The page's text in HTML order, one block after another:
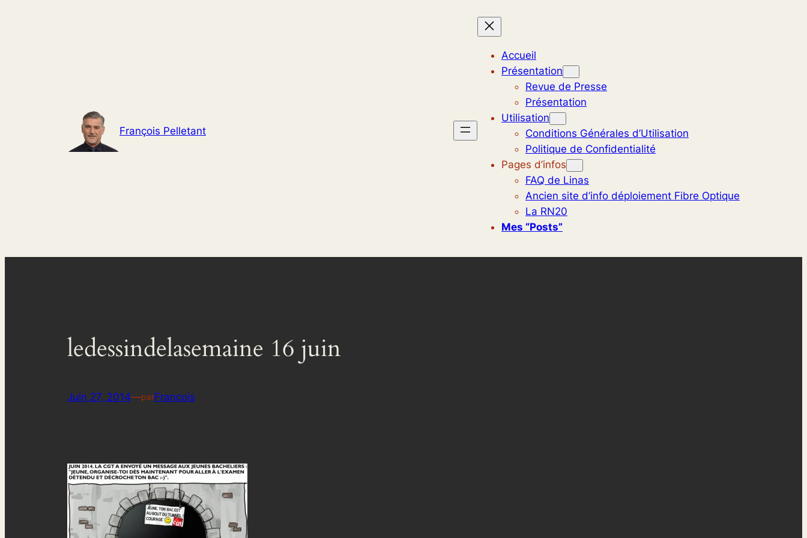
François Pelletant
Accueil
Présentation
Revue de Presse
Présentation
Utilisation
Conditions Générales d’Utilisation
Politique de Confidentialité
Pages d’infos
FAQ de Linas
Ancien site d’info déploiement Fibre Optique
La RN20
Mes “posts”
ledessindelasemaine 16 juin
Juin 27, 2014—parFrancois